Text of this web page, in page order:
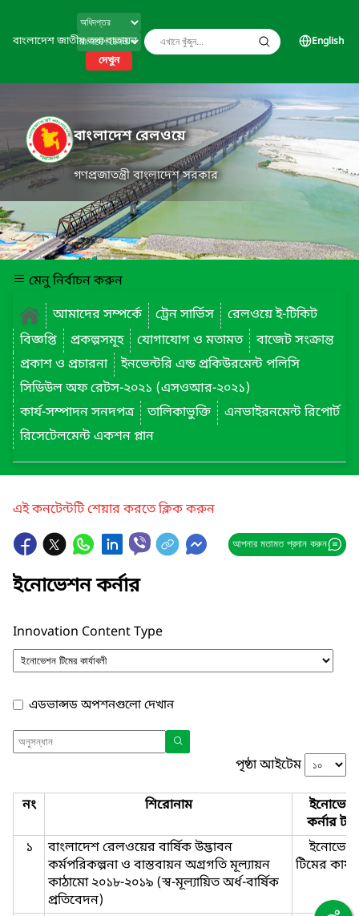
বাংলাদেশ জাতীয় তথ্য বাতায়ন
দেখুন
English
বাংলাদেশ রেলওয়ে
গণপ্রজাতন্ত্রী বাংলাদেশ সরকার
মেনু নির্বাচন করুন
আমাদের সম্পর্কে
ট্রেন সার্ভিস
রেলওয়ে ই-টিকিট
বিজ্ঞপ্তি
প্রকল্পসমূহ যোগাযোগ ও মতামত
বাজেট সংক্রান্ত
প্রকাশ ও প্রচারনা
ইনভেন্টরি এন্ড প্রকিউরমেন্ট পলিসি
সিডিউল অফ রেটস-২০২১ (এসওআর-২০২১)
কার্য-সম্পাদন সনদপত্র
তালিকাভুক্তি
এনভাইরনমেন্ট রিপোর্ট
রিসেটেলমেন্ট একশন প্লান
এই কনটেন্টটি শেয়ার করতে ক্লিক করুন
আপনার মতামত প্রদান করুন
ইনোভেশন কর্নার
Innovation Content Type
এডভান্সড অপশনগুলো দেখান
পৃষ্ঠা আইটেম
নং শিরোনাম
কর্নার
১
বাংলাদেশ রেলওয়ের বার্ষিক উদ্ভাবন
কর্মপরিকল্পনা ও বাস্তবায়ন অগ্রগতি মূল্যায়ন
কাঠামো ২০১৮-২০১৯ (স্ব-মূল্যায়িত অর্ধ-বার্ষিক
প্রতিবেদন)
টিমের